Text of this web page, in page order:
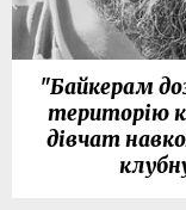
"Байкерам
територію
дівчат